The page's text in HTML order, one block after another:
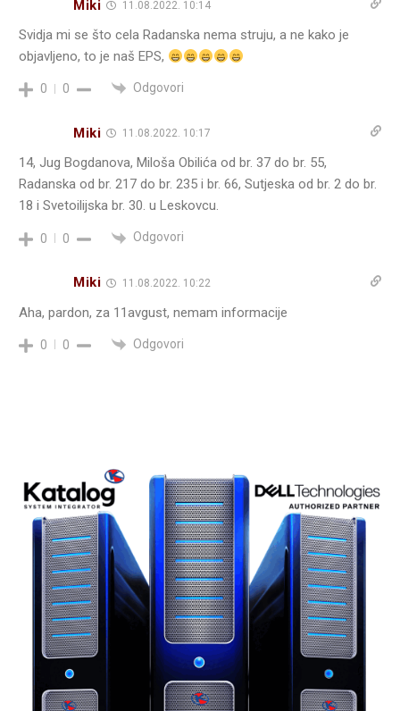
Miki 11.08.2022. 10:14
Svidja mi se što cela Radanska nema struju, a ne kako je
objavljeno, to je naš EPS,
0 0 Odgovori
Miki 11.08.2022. 10:17
14, Jug Bogdanova, Miloša Obilića od br. 37 do br. 55,
Radanska od br. 217 do br. 235 i br. 66, Sutjeska od br. 2 do br.
18 i Svetoilijska br. 30. u Leskovcu.
0 0 Odgovori
Miki 11.08.2022. 10:22
Aha, pardon, za 11avgust, nemam informacije
0 0 Odgovori